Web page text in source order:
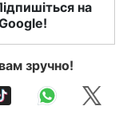
на
зручно!